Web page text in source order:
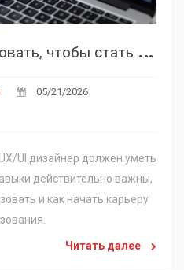
Н
ужно ли уметь рисовать, чтобы стать UX/UI дизайнером: честный разбор навыков
05/21/2026
UI дизайнер должен уметь
действительно важны,
и как начать карьеру
Читать далее